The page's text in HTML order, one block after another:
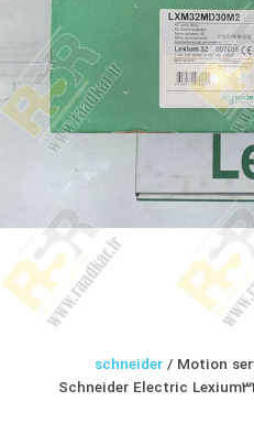
/ Motion
Schneider Electric